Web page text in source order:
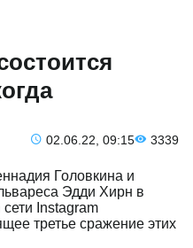
02.06.22, 09:15 3339
Головкина и
Эдди Хирн в
Instagram
третье сражение этих